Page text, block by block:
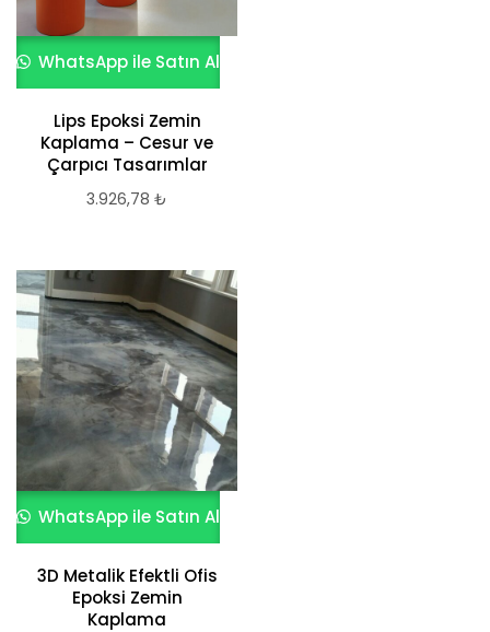
WhatsApp ile Satın Al
Lips Epoksi Zemin
Kaplama – Cesur ve
Çarpıcı Tasarımlar
3.926,78 ₺
WhatsApp ile Satın Al
3D Metalik Efektli Ofis
Epoksi Zemin
Kaplama